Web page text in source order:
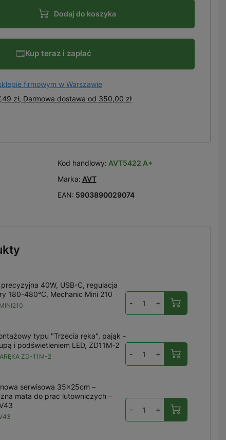
Dodaj do koszyka
Kup teraz i zapłać
firmowym w Warszawie
zł, Darmowa dostawa od 350,00 zł
Kod handlowy: AVT5422 A+
Marka: AVT
EAN: 5903890029074
40W, USB-C, regulacja
180-480°C, Mechanic Mini 210
- +
typu "Trzecia ręka", pająk -
i podświetleniem LED, ZD11M-2
ZD-11M-2 - +
serwisowa 35x25cm –
mata do prac lutowniczych –
- +